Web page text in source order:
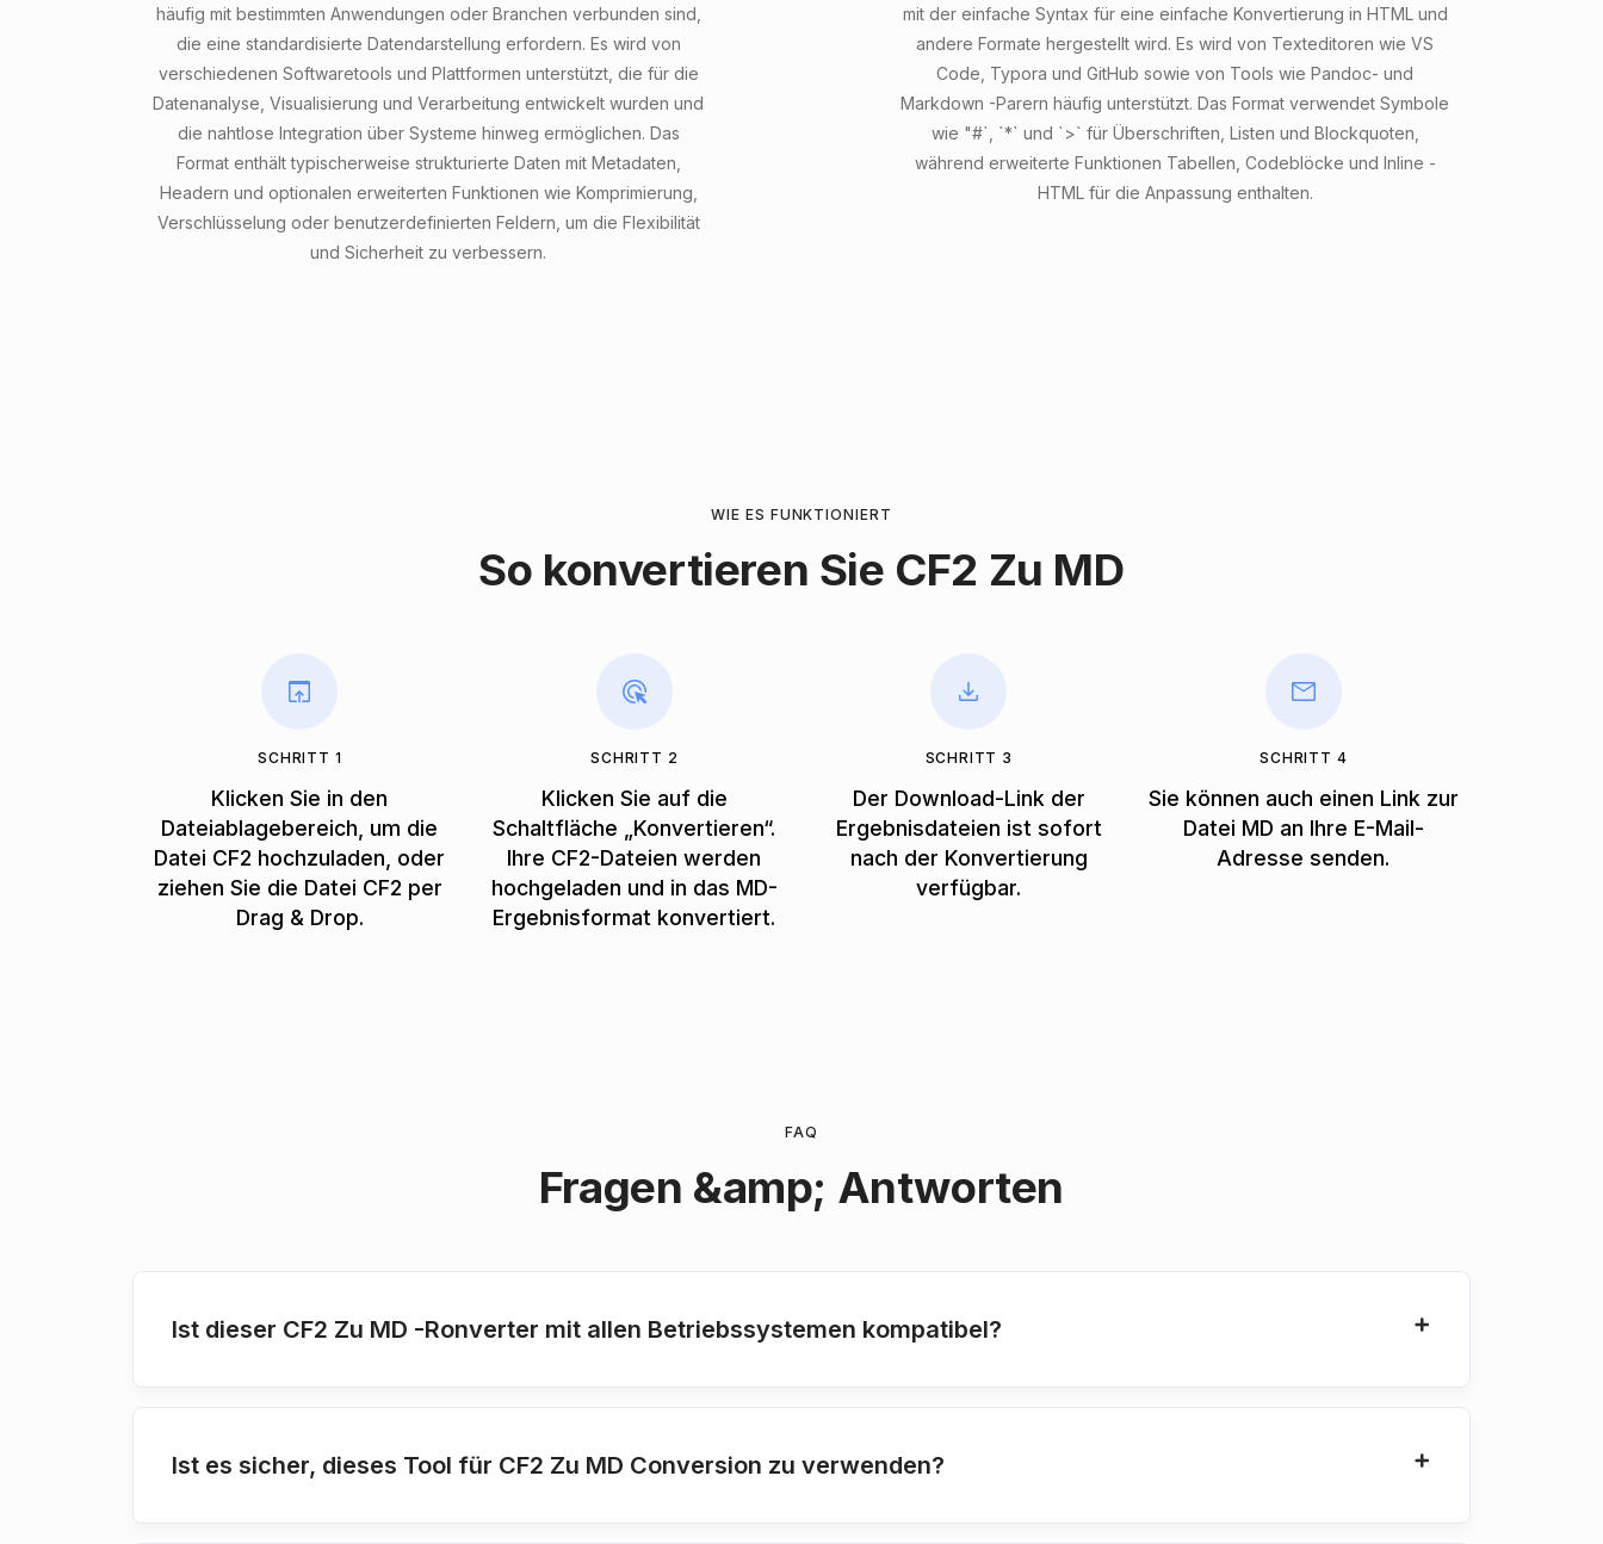
häufig mit bestimmten Anwendungen oder Branchen verbunden sind,
die eine standardisierte Datendarstellung erfordern. Es wird von
verschiedenen Softwaretools und Plattformen unterstützt, die für die
Datenanalyse, Visualisierung und Verarbeitung entwickelt wurden und
die nahtlose Integration über Systeme hinweg ermöglichen. Das
Format enthält typischerweise strukturierte Daten mit Metadaten,
Headern und optionalen erweiterten Funktionen wie Komprimierung,
Verschlüsselung oder benutzerdefinierten Feldern, um die Flexibilität
und Sicherheit zu verbessern.
mit der einfache Syntax für eine einfache Konvertierung in HTML und
andere Formate hergestellt wird. Es wird von Texteditoren wie VS
Code, Typora und GitHub sowie von Tools wie Pandoc- und
Markdown -Parern häufig unterstützt. Das Format verwendet Symbole
wie "#`, `*` und `>` für Überschriften, Listen und Blockquoten,
während erweiterte Funktionen Tabellen, Codeblöcke und Inline -
HTML für die Anpassung enthalten.
WIE ES FUNKTIONIERT
So konvertieren Sie CF2 Zu MD
SCHRITT 1
Klicken Sie in den
Dateiablagebereich, um die
Datei CF2 hochzuladen, oder
ziehen Sie die Datei CF2 per
Drag & Drop.
SCHRITT 2
Klicken Sie auf die
Schaltfläche „Konvertieren“.
Ihre CF2-Dateien werden
hochgeladen und in das MD-
Ergebnisformat konvertiert.
SCHRITT 3
Der Download-Link der
Ergebnisdateien ist sofort
nach der Konvertierung
verfügbar.
SCHRITT 4
Sie können auch einen Link zur
Datei MD an Ihre E-Mail-
Adresse senden.
FAQ
Fragen &amp; Antworten
Ist dieser CF2 Zu MD -Ronverter mit allen Betriebssystemen kompatibel?
Ist es sicher, dieses Tool für CF2 Zu MD Conversion zu verwenden?